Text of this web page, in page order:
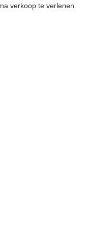
verkoop te verlenen.